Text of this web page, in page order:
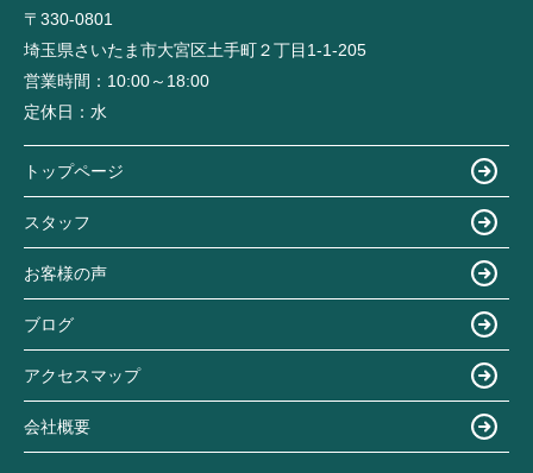
〒330-0801
埼玉県さいたま市大宮区土手町２丁目1-1-205
営業時間： 10:00～18:00
定休日： 水
トップページ
スタッフ
お客様の声
ブログ
アクセスマップ
会社概要